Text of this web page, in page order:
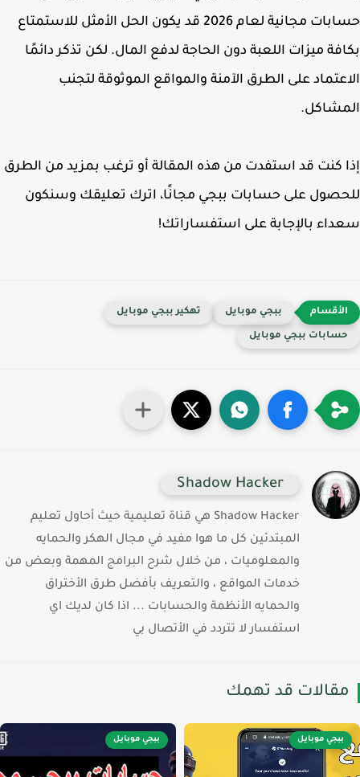
حسابات مجانية لعام 2026 قد يكون الحل الأمثل للاستمتاع
ميزات اللعبة دون الحاجة لدفع المال. لكن تذكر دائمًا
على الطرق الآمنة والمواقع الموثوقة لتجنب
كنت قد استفدت من هذه المقالة أو ترغب بمزيد من الطرق
على حسابات ببجي مجانًا، اترك تعليقك وسنكون
بالإجابة على استفساراتك!
ببجي موبايل تهكير ببجي موبايل
ببجي موبايل
Shadow Hacker
Shadow Hacker هي قناة تعليمية حيث أحاول تعليم
المبتدئين كل ما هوا مفيد في مجال الهكر والحمايه
والمعلوميات ، من خلال شرح البرامج المهمة وبعض من
خدمات المواقع ، والتعريف بأفضل طرق الأختراق
والحمايه الأنظمة والحسابات ... اذا كان لديك اي
استفسار لا تتردد في الأتصال بي
قد تهمك
ببجي موبايل ببجي موبايل